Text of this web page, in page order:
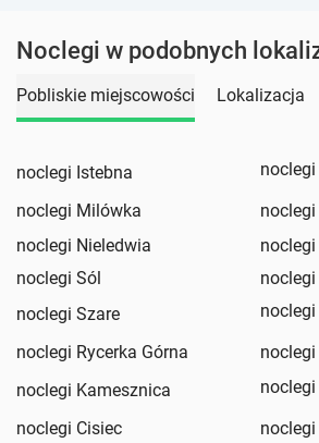
Noclegi w podobnych
Pobliskie miejscowości Lokalizacja
noclegi Istebna
noclegi Milówka
noclegi Nieledwia
noclegi Sól
noclegi
noclegi Szare
noclegi Rycerka Górna
noclegi
noclegi Kamesznica
noclegi Cisiec